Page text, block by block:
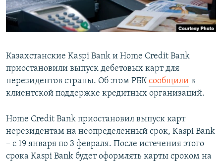
Казахстанские Kaspi Bank и Home Credit Bank
приостановили выпуск дебетовых карт для
нерезидентов страны. Об этом РБКсообщили в
клиентской поддержке кредитных организаций.
Home Credit Bank приостановил выпуск карт
нерезидентам на неопределенный срок, Kaspi Bank
– с 19 января по 3 февраля. После истечения этого
срока Kaspi Bank будет оформлять карты сроком на